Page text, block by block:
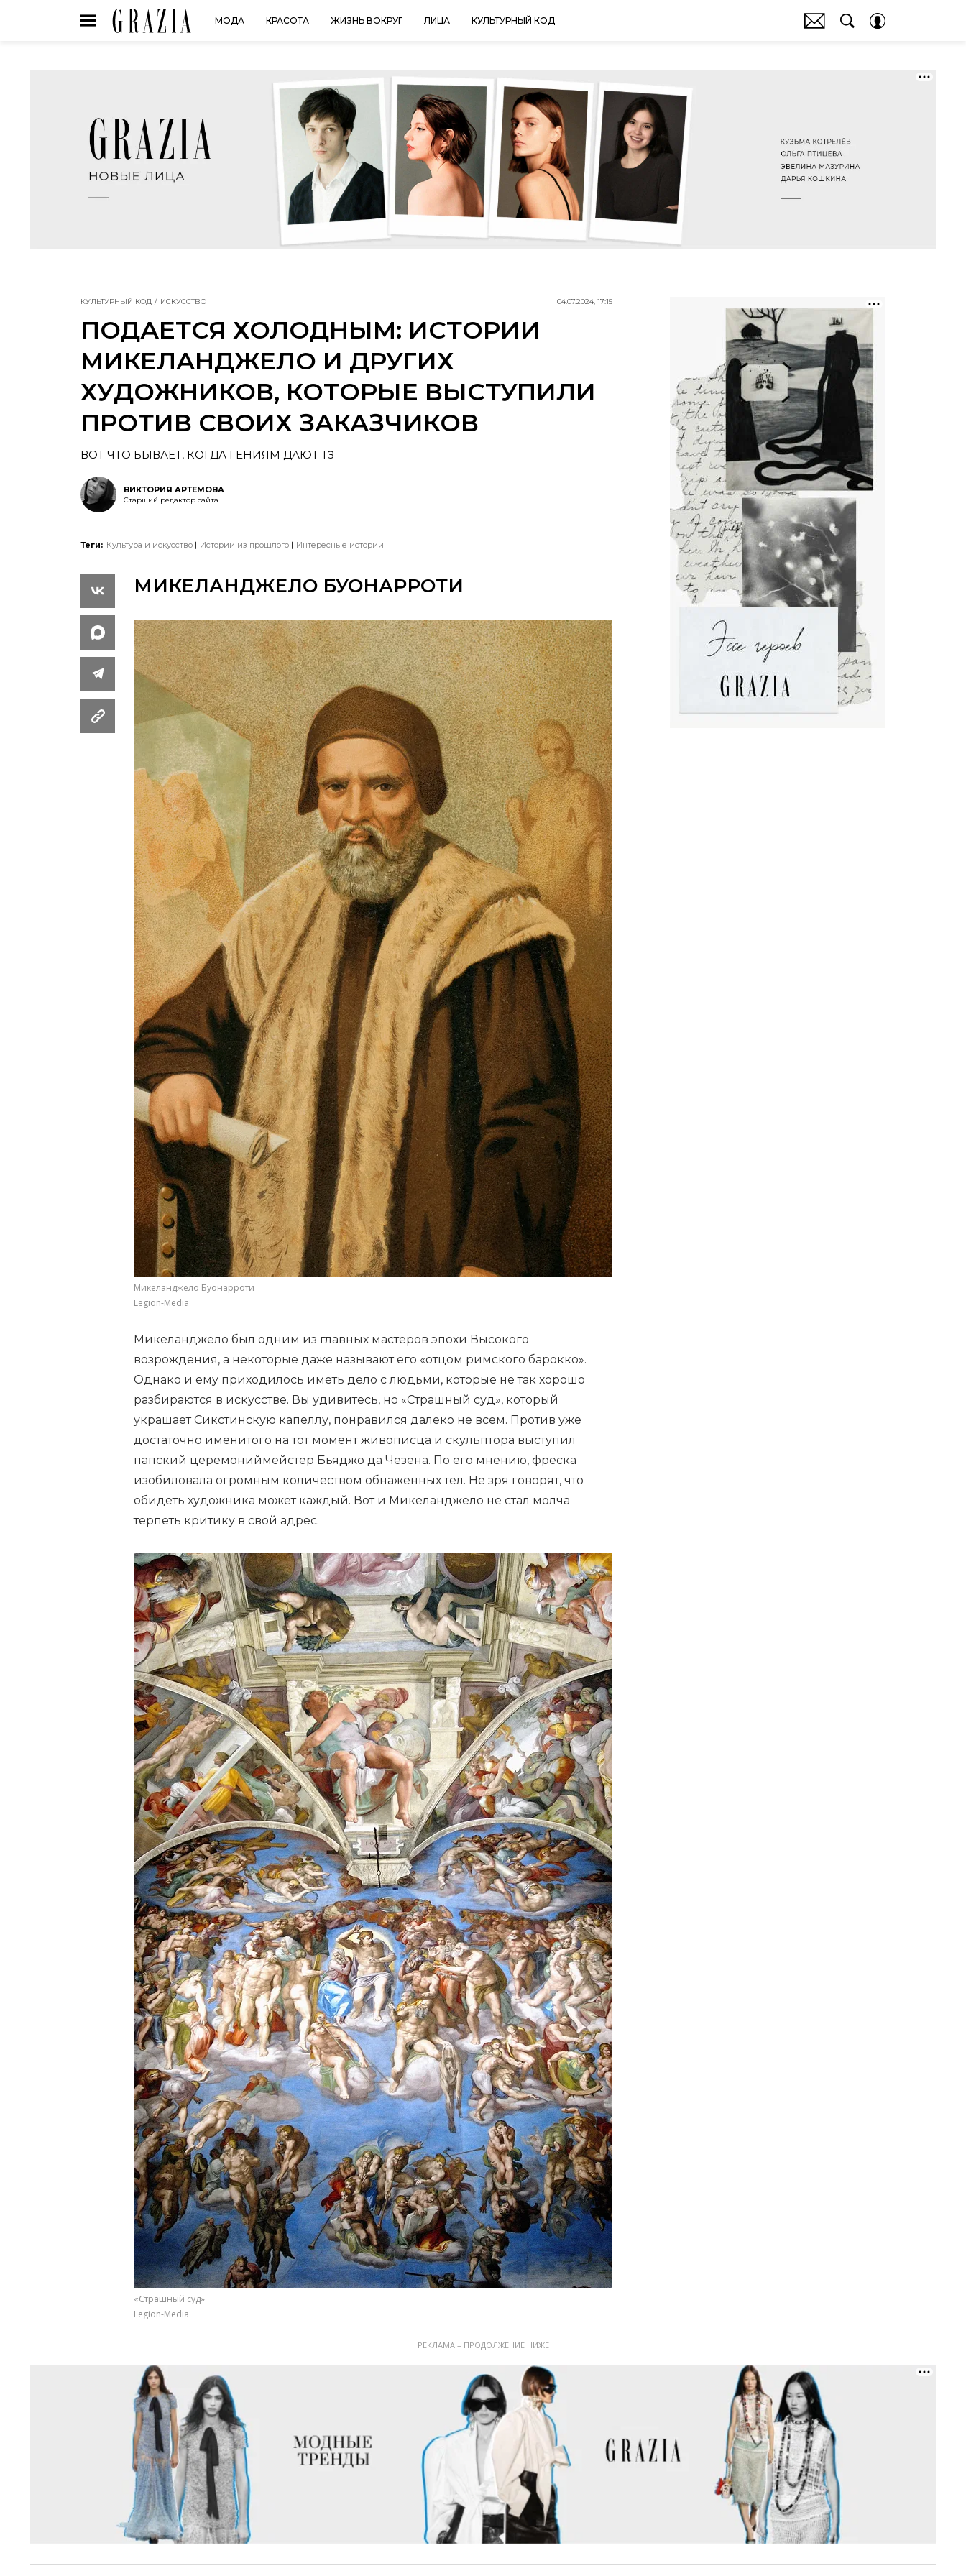
МОДА КРАСОТА ЖИЗНЬ ВОКРУГ ЛИЦА КУЛЬТУРНЫЙ КОД
КУЛЬТУРНЫЙ КОД ИСКУССТВО 04.07.2024, 17:15
ПОДАЕТСЯ ХОЛОДНЫМ: ИСТОРИИ
МИКЕЛАНДЖЕЛО И ДРУГИХ
ХУДОЖНИКОВ, КОТОРЫЕ ВЫСТУПИЛИ
ПРОТИВ СВОИХ ЗАКАЗЧИКОВ
ВОТ ЧТО БЫВАЕТ, КОГДА ГЕНИЯМ ДАЮТ ТЗ
ВИКТОРИЯ АРТЕМОВА
Старший редактор сайта
Теги: Культура и искусство Истории из прошлого Интересные истории
МИКЕЛАНДЖЕЛО БУОНАРРОТИ
Микеланджело Буонарроти
Legion-Media
Микеланджело был одним из главных мастеров эпохи Высокого
возрождения, а некоторые даже называют его «отцом римского барокко».
Однако и ему приходилось иметь дело с людьми, которые не так хорошо
разбираются в искусстве. Вы удивитесь, но «Страшный суд», который
украшает Сикстинскую капеллу, понравился далеко не всем. Против уже
достаточно именитого на тот момент живописца и скульптора выступил
папский церемониймейстер Бьяджо да Чезена. По его мнению, фреска
изобиловала огромным количеством обнаженных тел. Не зря говорят, что
обидеть художника может каждый. Вот и Микеланджело не стал молча
терпеть критику в свой адрес.
«Страшный суд»
Legion-Media
РЕКЛАМА – ПРОДОЛЖЕНИЕ НИЖЕ